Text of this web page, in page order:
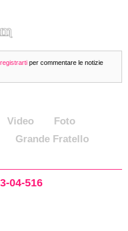
registrarti per commentare le notizie
Video
Foto
Grande Fratello
04-516